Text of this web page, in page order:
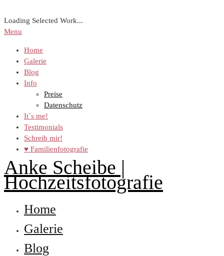
Loading Selected Work...
Menu
Home
Galerie
Blog
Info
Preise
Datenschutz
It´s me!
Testimonials
Schreib mir!
♥ Familienfotografie
Anke Scheibe |
Hochzeitsfotografie
Home
Galerie
Blog